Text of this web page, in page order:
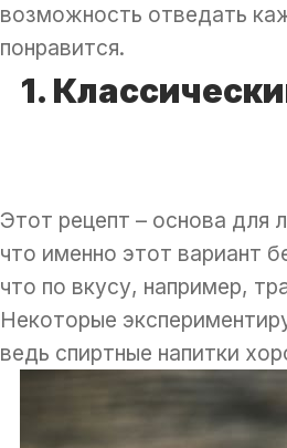
возможность отведать
понравится.
1.
Этот рецепт – основа для
что именно этот вариант
что по вкусу, например,
Некоторые
ведь спиртные напитки